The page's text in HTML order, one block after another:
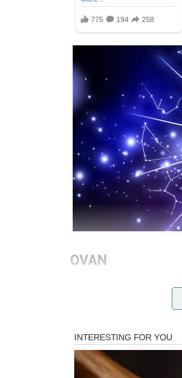
OVAN
Savjet zvijezda
Ne oklijevajte kada